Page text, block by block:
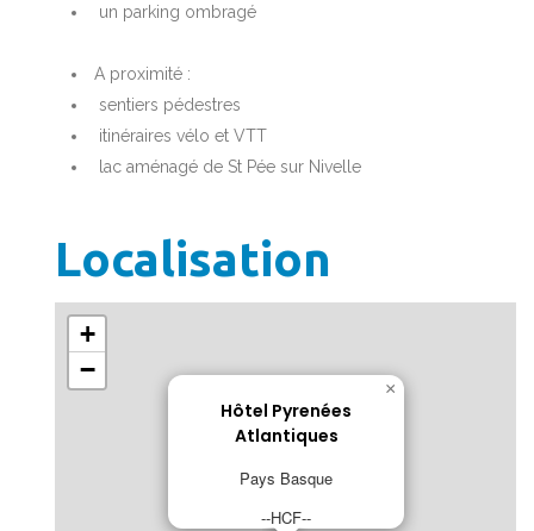
un parking ombragé
A proximité :
sentiers pédestres
itinéraires vélo et VTT
lac aménagé de St Pée sur Nivelle
Localisation
Hôtel Pyrenées
Atlantiques
Pays Basque
--HCF--
×
+
−